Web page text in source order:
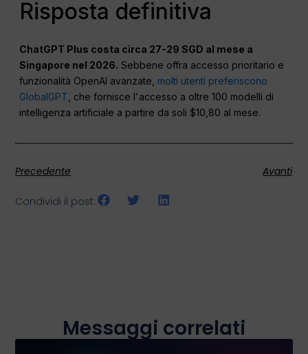
Risposta definitiva
ChatGPT Plus costa circa 27-29 SGD al mese a
Singapore nel 2026. Sebbene offra accesso prioritario e
funzionalità OpenAI avanzate, molti utenti preferiscono
GlobalGPT , che fornisce l'accesso a oltre 100 modelli di
intelligenza artificiale a partire da soli $10,80 al mese.
Precedente Avanti
Condividi il post:
Messaggi correlati